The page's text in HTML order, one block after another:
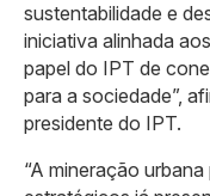
sustentabilidade e
iniciativa alinhada
papel do IPT de
para a sociedade”,
presidente do IPT.
“A mineração